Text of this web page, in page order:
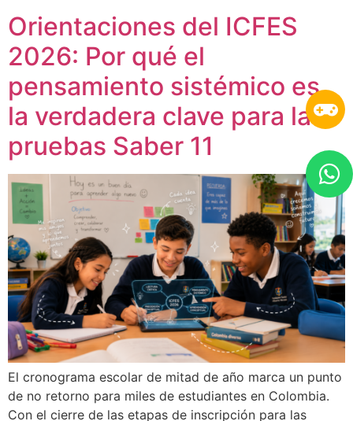
Orientaciones del ICFES
2026: Por qué el
pensamiento sistémico es
la verdadera clave para las
pruebas Saber 11
El cronograma escolar de mitad de año marca un punto
de no retorno para miles de estudiantes en Colombia.
Con el cierre de las etapas de inscripción para las